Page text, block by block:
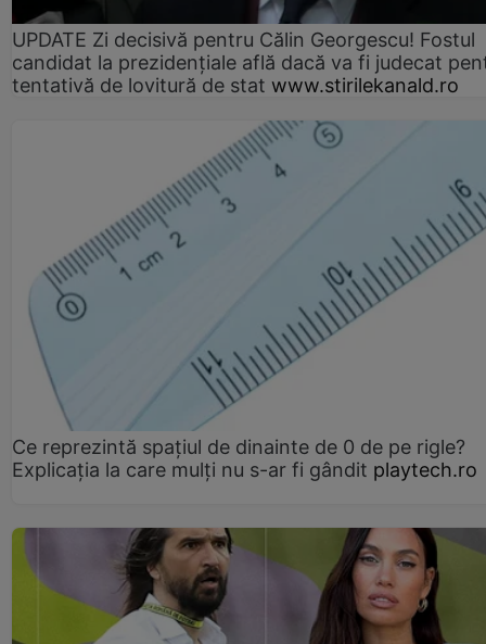
UPDATE Zi decisivă pentru Călin Georgescu! Fostul
candidat la prezidențiale află dacă va fi judecat
tentativă de lovitură de stat www.stirilekanald.ro
Ce reprezintă spaţiul de dinainte de 0 de pe rigle?
Explicaţia la care mulţi nu s-ar fi gândit playtech.ro